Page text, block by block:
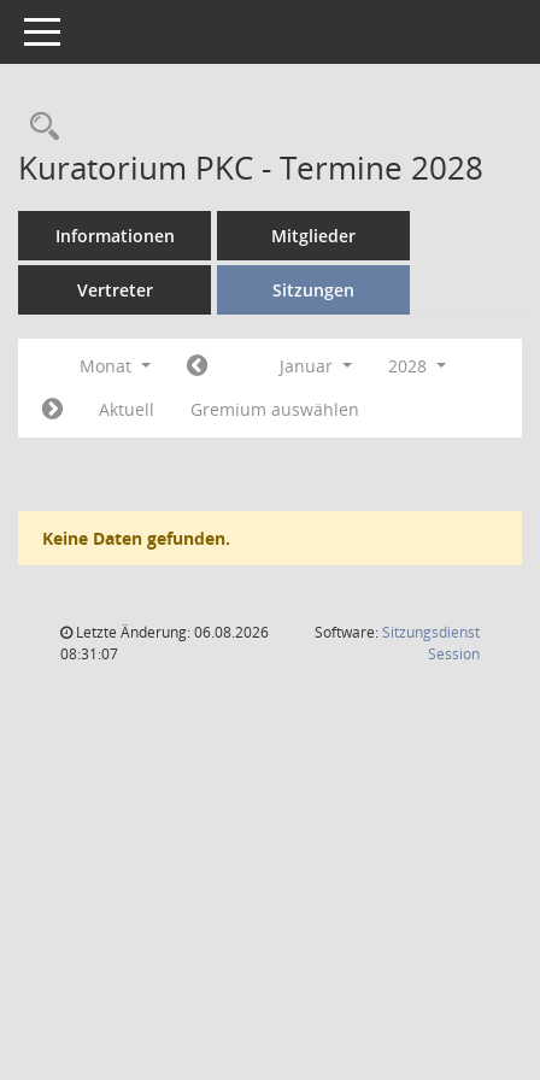
Toggle navigation
Kuratorium PKC - Termine 2028
Informationen Mitglieder
Vertreter Sitzungen
Monat Januar
2028
Aktuell
Gremium auswählen
Keine Daten gefunden.
Letzte Änderung: 06.08.2026
08:31:07
Software:Sitzungsdienst
Session(Wird in